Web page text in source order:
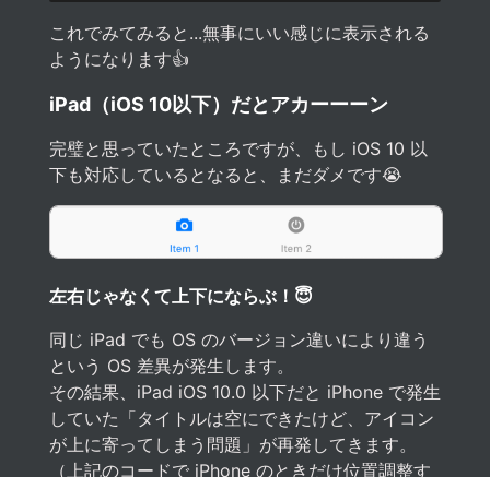
これでみてみると...無事にいい感じに表示される
ようになります👍
iPad（iOS 10以下）だとアカーーーン
完璧と思っていたところですが、もし iOS 10 以
下も対応しているとなると、まだダメです😭
左右じゃなくて上下にならぶ！😇
同じ iPad でも OS のバージョン違いにより違う
という OS 差異が発生します。
その結果、iPad iOS 10.0 以下だと iPhone で発生
していた「タイトルは空にできたけど、アイコン
が上に寄ってしまう問題」が再発してきます。
（上記のコードで iPhone のときだけ位置調整す